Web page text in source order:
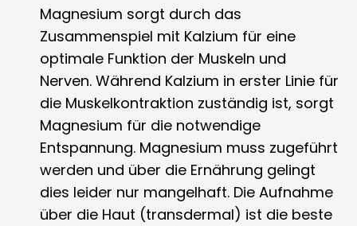
Magnesium sorgt durch das
Zusammenspiel mit Kalzium für eine
optimale Funktion der Muskeln und
Nerven. Während Kalzium in erster Linie für
die Muskelkontraktion zuständig ist, sorgt
Magnesium für die notwendige
Entspannung. Magnesium muss zugeführt
werden und über die Ernährung gelingt
dies leider nur mangelhaft. Die Aufnahme
über die Haut (transdermal) ist die beste